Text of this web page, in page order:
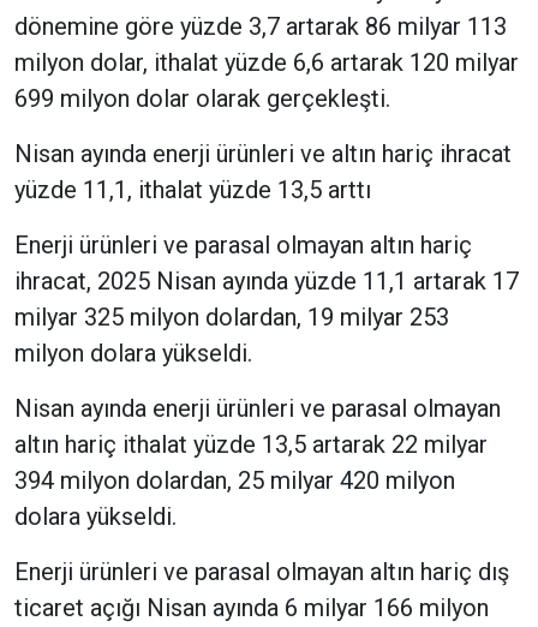
dönemine göre yüzde 3,7 artarak 86 milyar 113
milyon dolar, ithalat yüzde 6,6 artarak 120 milyar
699 milyon dolar olarak gerçekleşti.
Nisan ayında enerji ürünleri ve altın hariç ihracat
yüzde 11,1, ithalat yüzde 13,5 arttı
Enerji ürünleri ve parasal olmayan altın hariç
ihracat, 2025 Nisan ayında yüzde 11,1 artarak 17
milyar 325 milyon dolardan, 19 milyar 253
milyon dolara yükseldi.
Nisan ayında enerji ürünleri ve parasal olmayan
altın hariç ithalat yüzde 13,5 artarak 22 milyar
394 milyon dolardan, 25 milyar 420 milyon
dolara yükseldi.
Enerji ürünleri ve parasal olmayan altın hariç dış
ticaret açığı Nisan ayında 6 milyar 166 milyon